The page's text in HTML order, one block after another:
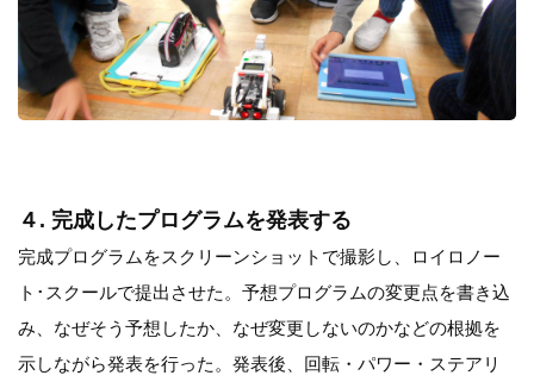
４. 完成したプログラムを発表する
完成プログラムをスクリーンショットで撮影し、ロイロノー
ト･スクールで提出させた。予想プログラムの変更点を書き込
み、なぜそう予想したか、なぜ変更しないのかなどの根拠を
示しながら発表を行った。発表後、回転・パワー・ステアリ